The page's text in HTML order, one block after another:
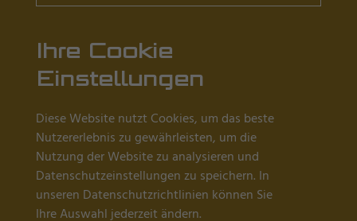
Fassertische
Reinraum Arbeitsplätze
Wissenswertes
Händler in Ihrer Nähe
Aktuelles
Über Uns
Ihre Cookie
Einstellungen
Diese Website nutzt Cookies, um das beste
Nutzererlebnis zu gewährleisten, um die
Nutzung der Website zu analysieren und
Datenschutzeinstellungen zu speichern. In
unseren Datenschutzrichtlinien können Sie
Ihre Auswahl jederzeit ändern.